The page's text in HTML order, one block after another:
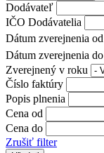
Dodávateľ
IČO Dodávatelia
Dátum zverejnenia od
Dátum zverejnenia do
Zverejnený v roku
Číslo faktúry
Popis plnenia
Cena od
Cena do
Zrušiť filter